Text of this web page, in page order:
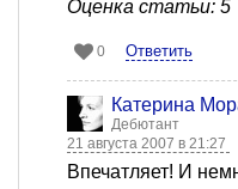
Оценка статьи: 5
0 Ответить
Катерина
Дебютант
21 августа 2007 в 21:27
Впечатляет! И